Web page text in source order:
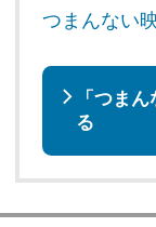
つまんない
「つま
る